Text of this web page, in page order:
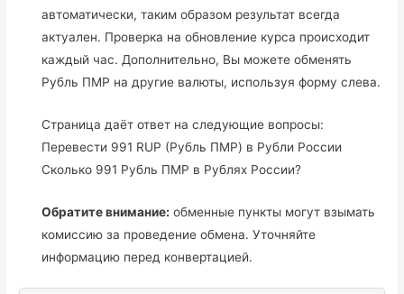
автоматически, таким образом результат всегда
актуален. Проверка на обновление курса происходит
каждый час. Дополнительно, Вы можете обменять
Рубль ПМР на другие валюты, используя форму слева.
Страница даёт ответ на следующие вопросы:
Перевести 991 RUP (Рубль ПМР) в Рубли России
Сколько 991 Рубль ПМР в Рублях России?
Обратите внимание: обменные пункты могут взымать
комиссию за проведение обмена. Уточняйте
информацию перед конвертацией.